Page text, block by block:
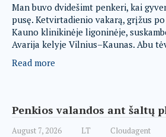
Man buvo dvidešimt penkeri, kai
pusę. Ketvirtadienio vakarą, grįžus
Kauno klinikinėje ligoninėje,
Avarija kelyje Vilnius–Kaunas. Abu
Read more
Penkios valandos ant šaltų
August 7, 2026 LT Cloudagent